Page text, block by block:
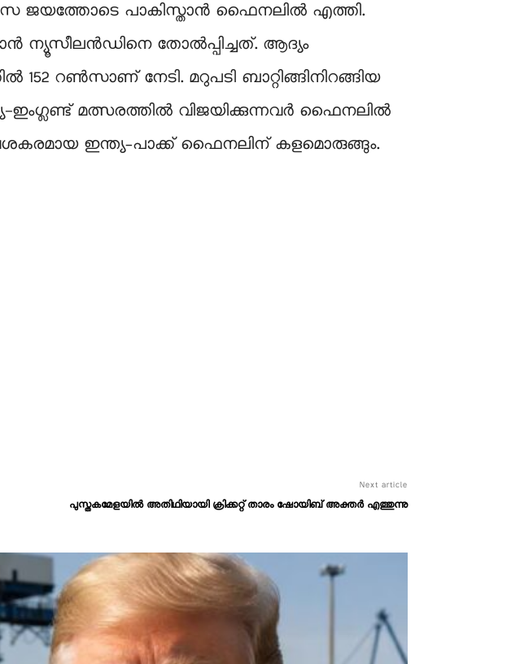
ജയത്തോടെ പാകിസ്താൻ ഫൈനലിൽ എത്തി.
ന്യൂസീലൻഡിനെ തോൽപ്പിച്ചത്. ആദ്യം
152 റൺസാണ് നേടി. മറുപടി ബാറ്റിങ്ങിനിറങ്ങിയ
ഇംഗ്ലണ്ട് മത്സരത്തിൽ വിജയിക്കുന്നവർ ഫൈനലിൽ
ഇന്ത്യ–പാക്ക് ഫൈനലിന് കളമൊരുങ്ങും.
Next article
പുസ്തകമേളയിൽ അതിഥിയായി ക്രിക്കറ്റ് താരം ഷോയിബ് അക്തർ എത്തുന്നു